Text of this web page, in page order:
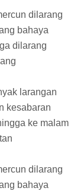
dilarang
bahaya
dilarang
larangan
kesabaran
ke malam
dilarang
bahaya